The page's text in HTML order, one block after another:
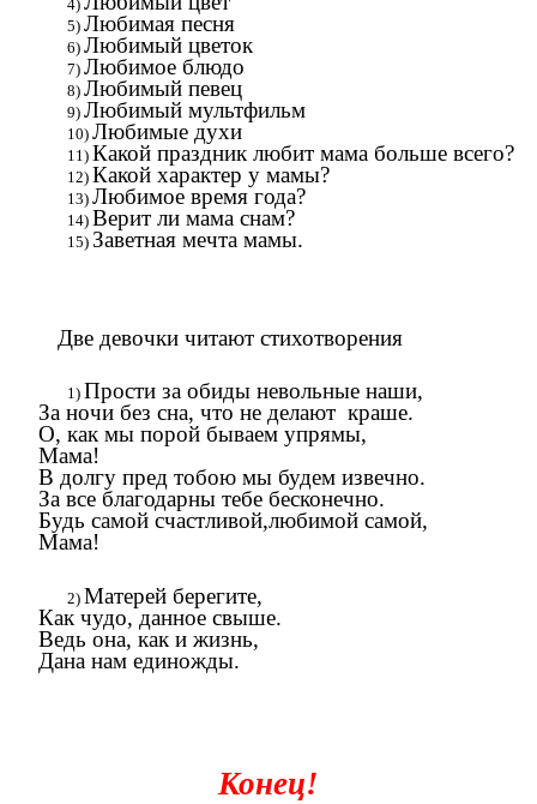
Любимая песня
Любимый цветок
Любимое блюдо
Любимый певец
Любимый мультфильм
Любимые духи
Какой праздник любит мама больше всего?
Какой характер у мамы?
Любимое время года?
Верит ли мама снам?
Заветная мечта мамы.
Две девочки читают стихотворения
Прости за обиды невольные наши,
За ночи без сна, что не делают краше.
О, как мы порой бываем упрямы,
Мама!
В долгу пред тобою мы будем извечно.
За все благодарны тебе бесконечно.
Будь самой счастливой,любимой самой,
Мама!
Матерей берегите,
Как чудо, данное свыше.
Ведь она, как и жизнь,
Дана нам единожды.
Конец!